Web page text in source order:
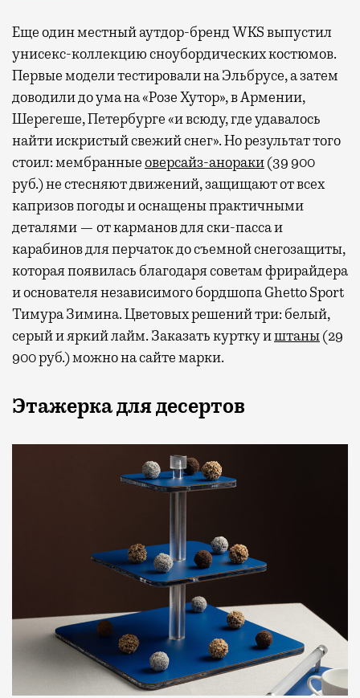
Еще один местный аутдор-бренд WKS выпустил
унисекс-коллекцию сноубордических костюмов.
Первые модели тестировали на Эльбрусе, а затем
доводили до ума на «Розе Хутор», в Армении,
Шерегеше, Петербурге «и всюду, где удавалось
найти искристый свежий снег». Но результат того
стоил: мембранныеоверсайз-анораки(39 900
руб.) не стесняют движений, защищают от всех
капризов погоды и оснащены практичными
деталями — от карманов для ски-пасса и
карабинов для перчаток до съемной снегозащиты,
которая появилась благодаря советам фрирайдера
и основателя независимого бордшопа Ghetto Sport
Тимура Зимина. Цветовых решений три: белый,
серый и яркий лайм. Заказать куртку иштаны(29
900 руб.) можно на сайте марки.
Этажерка для десертов